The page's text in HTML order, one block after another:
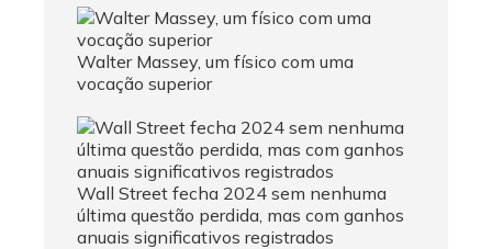
Walter Massey, um físico com uma
vocação superior
Wall Street fecha 2024 sem nenhuma
última questão perdida, mas com ganhos
anuais significativos registrados